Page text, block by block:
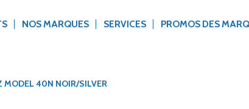
NOS MARQUES SERVICES PROMOS DES
MODEL 40N NOIR/SILVER